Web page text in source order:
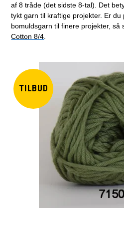
af 8 tråde (det sidste 8-tal). Det
tykt garn til kraftige projekter. Er
bomuldsgarn til finere projekter, så
Cotton 8/4.
TILBUD